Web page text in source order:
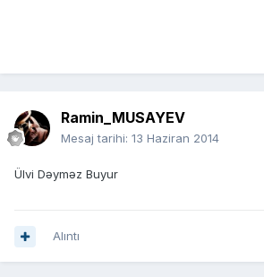
Ramin_MUSAYEV
Mesaj tarihi: 13 Haziran 2014
Ülvi Dəyməz Buyur
Alıntı